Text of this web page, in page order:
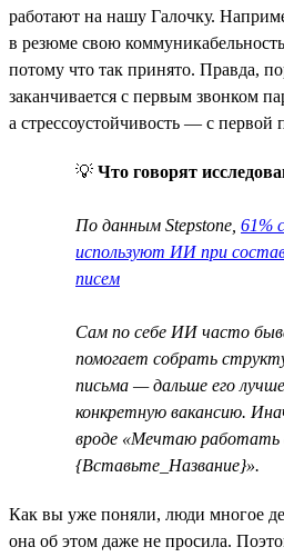
работают на нашу Галочку.
в резюме свою
потому что так принято. Правда,
заканчивается с первым звонком
а стрессоустойчивость — с первой
💡 Что говорят
По данным Stepstone, 61%
используют ИИ при
писем
Сам по себе ИИ часто
помогает собрать
письма — дальше его
конкретную вакансию.
вроде «Мечтаю работать
{Вставьте_Название}».
Как вы уже поняли, люди многое
она об этом даже не просила.